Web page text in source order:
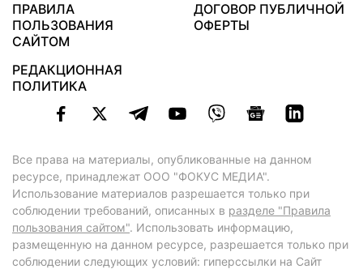
ПРАВИЛА
ПОЛЬЗОВАНИЯ
САЙТОМ
ДОГОВОР ПУБЛИЧНОЙ
ОФЕРТЫ
РЕДАКЦИОННАЯ
ПОЛИТИКА
Все права на материалы, опубликованные на данном
ресурсе, принадлежат ООО "ФОКУС МЕДИА".
Использование материалов разрешается только при
соблюдении требований, описанных в разделе "Правила
пользования сайтом". Использовать информацию,
размещенную на данном ресурсе, разрешается только при
соблюдении следующих условий: гиперссылки на Сайт